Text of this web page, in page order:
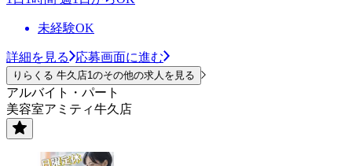
未経験OK
詳細を見る 応募画面に進む
りらくる 牛久店1のその他の求人を見る
アルバイト・パート
美容室アミティ牛久店